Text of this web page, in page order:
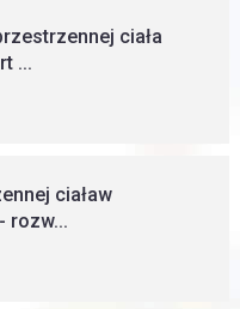
ciała
...
ciaław
rozw...